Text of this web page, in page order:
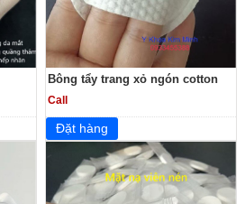
Bông tẩy trang xỏ ngón cotton
Call